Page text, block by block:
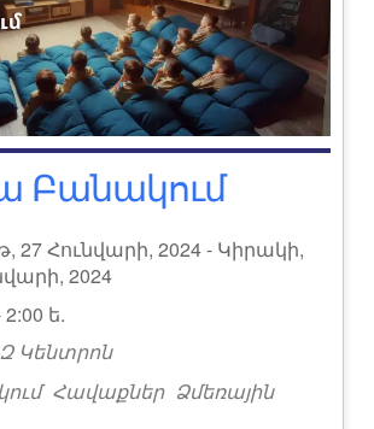
Բանակում
27 Հունվարի, 2024 - Կիրակի,
2024
2:00 ե.
Կենտրոն
Հավաքներ Ձմեռային